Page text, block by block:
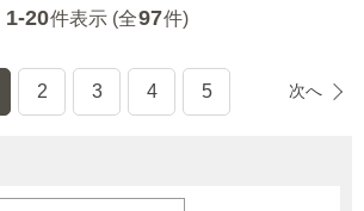
1-20件表示 (全97件)
2 3 4 5 次へ